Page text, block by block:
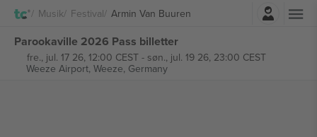
Musik Festival Armin Van BuurenLog ind
Parookaville 2026 Pass billetter
fre., jul. 17 26, 12:00 CEST- søn., jul. 19 26, 23:00 CEST
Weeze Airport, Weeze, Germany